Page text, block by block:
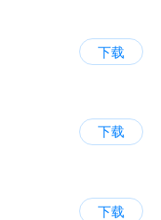
下载
下载
下载